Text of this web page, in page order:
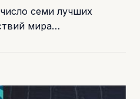
семи лучших
мира…